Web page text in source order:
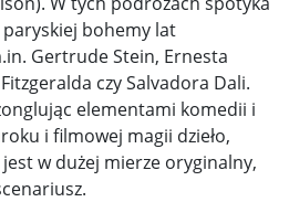
bohemy lat
Gertrude Stein, Ernesta
czy Salvadora Dali.
elementami komedii i
i filmowej magii dzieło,
w dużej mierze oryginalny,